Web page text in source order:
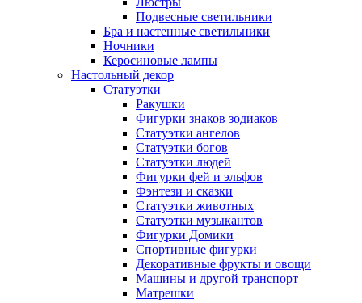
Подвесные светильники
Бра и настенные светильники
Ночники
Керосиновые лампы
Настольный декор
Статуэтки
Ракушки
Фигурки знаков зодиаков
Статуэтки ангелов
Статуэтки богов
Статуэтки людей
Фигурки фей и эльфов
Фэнтези и сказки
Статуэтки животных
Статуэтки музыкантов
Фигурки Домики
Спортивные фигурки
Декоративные фрукты и овощи
Машины и другой транспорт
Матрешки